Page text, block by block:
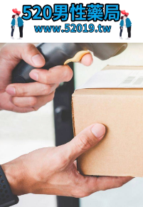
主頁
資訊